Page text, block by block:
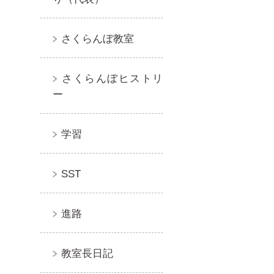
さくらんぼ教室
さくらんぼヒストリ
ー
学習
SST
進路
教室長日記